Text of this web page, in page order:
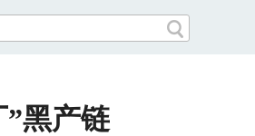
黑产链